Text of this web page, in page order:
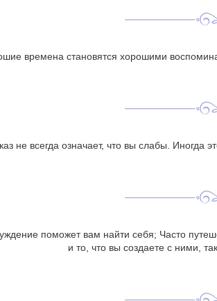
времена становятся хорошими
не всегда означает, что вы слабы. Иногда
поможет вам найти себя; Часто
и то, что вы создаете с ними,